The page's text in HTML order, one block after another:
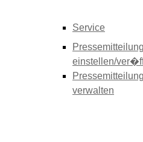
Service
Pressemitteilung
einstellen/
verwalten